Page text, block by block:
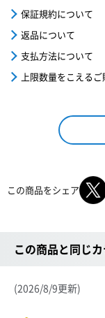
保証規約について
返品について
支払方法について
上限数量をこえる
この商品をシェア
この商品と同じ
(2026/8/9更新)